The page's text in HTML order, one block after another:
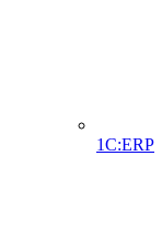
1С:ERP